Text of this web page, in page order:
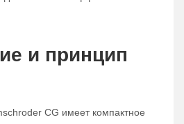
и принцип
CG имеет компактное